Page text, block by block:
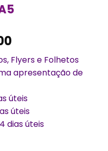
Flyers e Folhetos
apresentação de
úteis
úteis
dias úteis